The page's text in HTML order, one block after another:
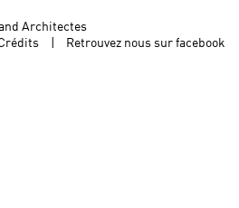
Architectes
Retrouvez nous sur facebook